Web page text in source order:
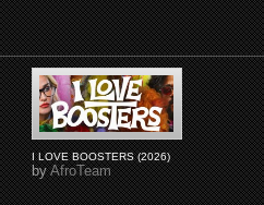
I LOVE BOOSTERS (2026)
byAfroTeam